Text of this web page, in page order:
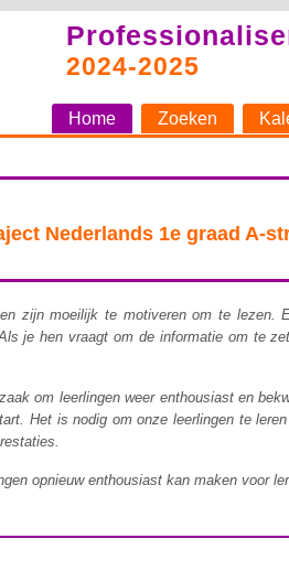
2024-2025
Home Zoeken
Nederlands 1e graad
zijn moeilijk te motiveren om te
je hen vraagt om de informatie om te
om leerlingen weer enthousiast en
Het is nodig om onze leerlingen te
opnieuw enthousiast kan maken voor